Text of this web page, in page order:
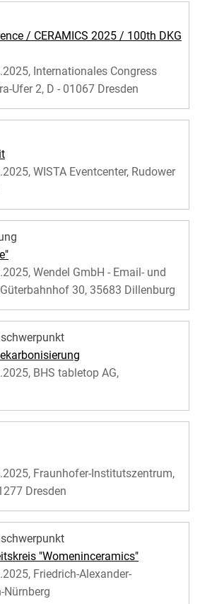
/ CERAMICS 2025 / 100th DKG
Internationales Congress
Ufer 2, D - 01067 Dresden
WISTA Eventcenter, Rudower
Wendel GmbH - Email- und
30, 35683 Dillenburg
BHS tabletop AG,
Fraunhofer-Institutszentrum,
Dresden
"Womeninceramics"
Friedrich-Alexander-
Nürnberg